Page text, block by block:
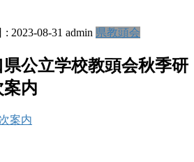
: 2023-08-31 admin 県教頭会
公立学校教頭会秋季研
内
案内